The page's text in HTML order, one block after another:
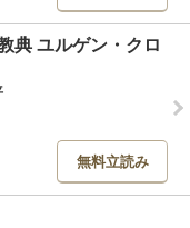
典 ユルゲン・クロ
無料立読み